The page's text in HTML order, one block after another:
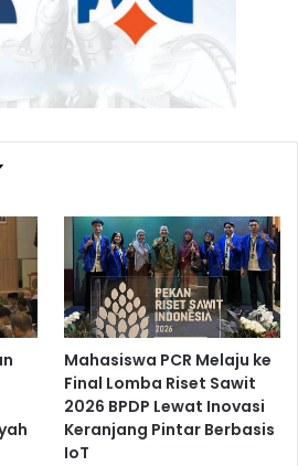
Mahasiswa PCR Melaju ke
Final Lomba Riset Sawit
2026 BPDP Lewat Inovasi
Keranjang Pintar Berbasis
IoT